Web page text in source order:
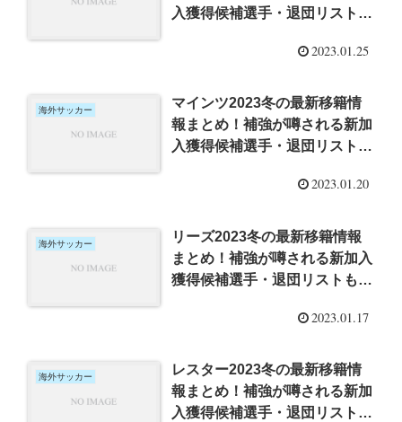
入獲得候補選手・退団リストも
2023.01.25
海外サッカー
マインツ2023冬の最新移籍情
報まとめ！補強が噂される新加
入獲得候補選手・退団リストも
2023.01.20
海外サッカー
リーズ2023冬の最新移籍情報
まとめ！補強が噂される新加入
獲得候補選手・退団リストも調
2023.01.17
海外サッカー
レスター2023冬の最新移籍情
報まとめ！補強が噂される新加
入獲得候補選手・退団リストも